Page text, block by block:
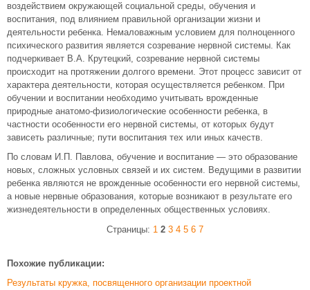
воздействием окружающей социальной среды, обучения и
воспитания, под влиянием правильной организации жизни и
деятельности ребенка. Немаловажным условием для полноценного
психического развития является созревание нервной системы. Как
подчеркивает В.А. Крутецкий, созревание нервной системы
происходит на протяжении долгого времени. Этот процесс зависит от
характера деятельности, которая осуществляется ребенком. При
обучении и воспитании необходимо учитывать врожденные
природные анатомо-физиологические особенности ребенка, в
частности особенности его нервной системы, от которых будут
зависеть различные; пути воспитания тех или иных качеств.
По словам И.П. Павлова, обучение и воспитание — это образование
новых, сложных условных связей и их систем. Ведущими в развитии
ребенка являются не врожденные особенности его нервной системы,
а новые нервные образования, которые возникают в результате его
жизнедеятельности в определенных общественных условиях.
Страницы: 1 2 3 4 5 6 7
Похожие публикации:
Результаты кружка, посвященного организации проектной